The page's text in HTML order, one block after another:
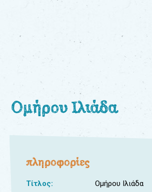
Ομήρου Ιλιάδα
πληροφορίες
Τίτλος:
Ομήρου Ιλιάδα
Έχετε
μουσικής;